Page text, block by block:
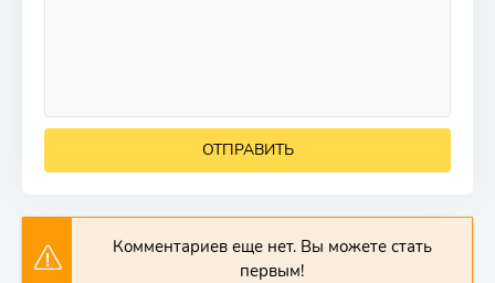
ОТПРАВИТЬ
Комментариев еще нет. Вы можете стать
первым!